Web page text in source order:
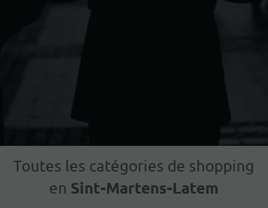
Toutes les catégories de shopping
en Sint-Martens-Latem